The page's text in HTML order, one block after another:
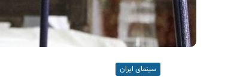
سینمای ایران